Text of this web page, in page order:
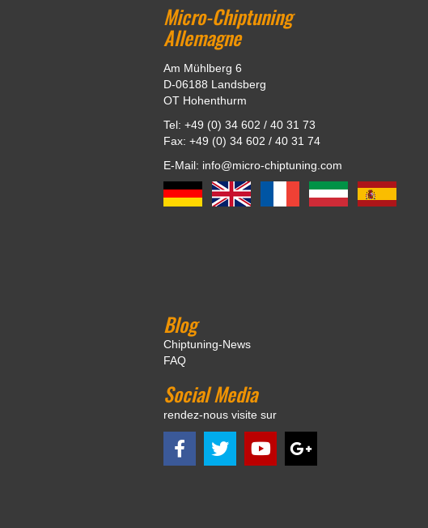
Micro-Chiptuning
Allemagne
Am Mühlberg 6
D-06188 Landsberg
OT Hohenthurm
Tel: +49 (0) 34 602 / 40 31 73
Fax: +49 (0) 34 602 / 40 31 74
E-Mail: info@micro-chiptuning.com
Blog
Chiptuning-News
FAQ
Social Media
rendez-nous visite sur